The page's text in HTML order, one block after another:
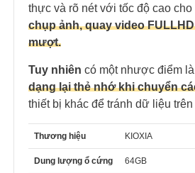
thực và rõ nét với tốc độ cao
chụp ảnh, quay video
mượt.
Tuy nhiên có một nhược điểm
dạng lại thẻ nhớ khi chuyển
thiết bị khác để tránh dữ liệu trên
Thương hiệu KIOXIA
Dung lượng ổ cứng 64GB